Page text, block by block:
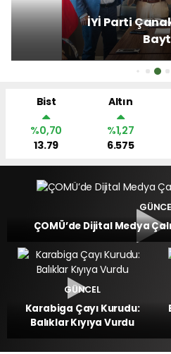
İYİ Parti
Bist
%0,70
13.79
Altın
%1,27
6.575
ÇOMÜ’de Dijital Medya
GÜNCEL
Karabiga Çayı Kurudu:
Balıklar Kıyıya Vurdu